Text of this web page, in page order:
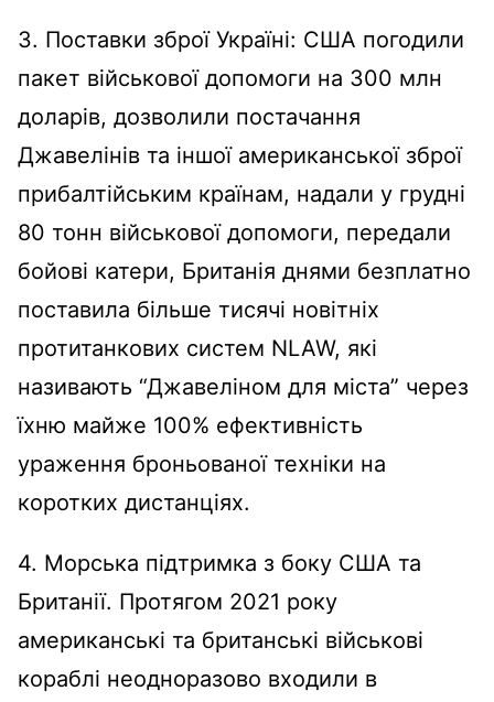
3. Поставки зброї Україні: США погодили
пакет військової допомоги на 300 млн
доларів, дозволили постачання
Джавелінів та іншої американської зброї
прибалтійським країнам, надали у грудні
80 тонн військової допомоги, передали
бойові катери, Британія днями безплатно
поставила більше тисячі новітніх
протитанкових систем NLAW, які
називають “Джавеліном для міста” через
їхню майже 100% ефективність
ураження броньованої техніки на
коротких дистанціях.
4. Морська підтримка з боку США та
Британії. Протягом 2021 року
американські та британські військові
кораблі неодноразово входили в